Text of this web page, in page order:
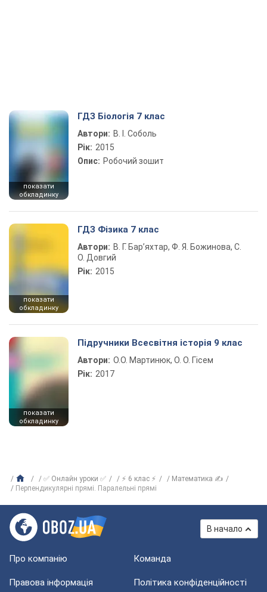
показати
обкладинку
ГДЗ Біологія 7 клас
Автори: В. І. Соболь
Рік: 2015
Опис: Робочий зошит
показати
обкладинку
ГДЗ Фізика 7 клас
Автори: В. Г. Бар’яхтар, Ф. Я. Божинова, С.
О. Довгий
Рік: 2015
показати
обкладинку
Підручники Всесвітня історія 9 клас
Автори: О.О. Мартинюк, О. О. Гісем
Рік: 2017
✅ Онлайн уроки ✅ ⚡ 6 клас ⚡
Математика ✍
Перпендикулярні прямі. Паралельні прямі
В начало
Про компанію Команда
Правова інформація Політика конфіденційності